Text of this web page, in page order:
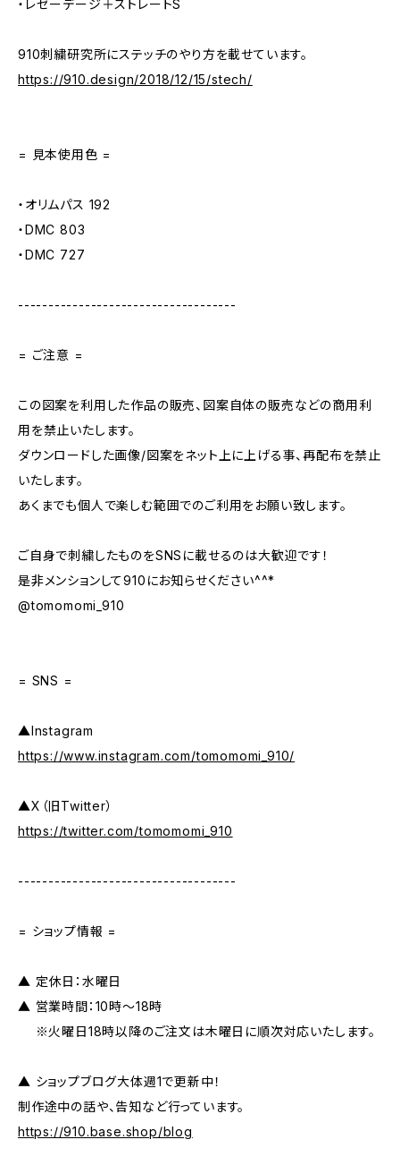
・レゼーデージ＋ストレートS
910刺繍研究所にステッチのやり方を載せています。
https://910.design/2018/12/15/stech/
= 見本使用色 =
・オリムパス 192
・DMC 803
・DMC 727
------------------------------------
= ご注意 =
この図案を利用した作品の販売、図案自体の販売などの商用利
用を禁止いたします。
ダウンロードした画像/図案をネット上に上げる事、再配布を禁止
いたします。
あくまでも個人で楽しむ範囲でのご利用をお願い致します。
ご自身で刺繍したものをSNSに載せるのは大歓迎です！
是非メンションして910にお知らせください^^*
@tomomomi_910
= SNS =
▲Instagram
https://www.instagram.com/tomomomi_910/
▲X（旧Twitter）
https://twitter.com/tomomomi_910
------------------------------------
= ショップ情報 =
▲ 定休日：水曜日
▲ 営業時間：10時～18時
※火曜日18時以降のご注文は木曜日に順次対応いたします。
▲ ショップブログ大体週1で更新中！
制作途中の話や、告知など行っています。
https://910.base.shop/blog